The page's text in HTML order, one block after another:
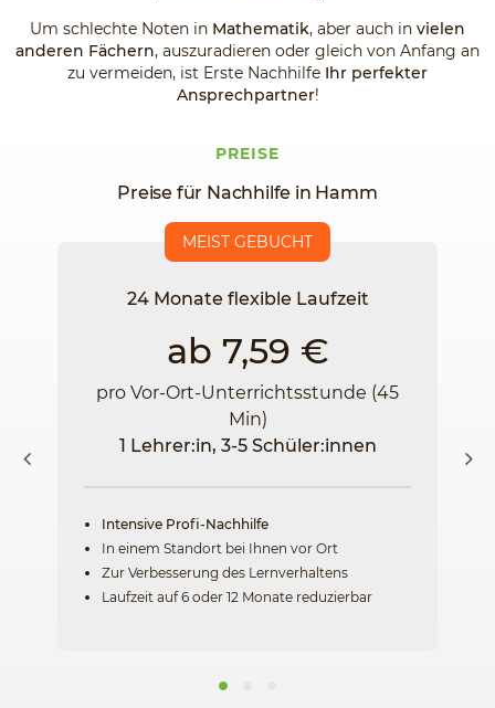
Um schlechte Noten in Mathematik, aber auch in vielen
anderen Fächern, auszuradieren oder gleich von Anfang an
zu vermeiden, ist Erste Nachhilfe Ihr perfekter
Ansprechpartner!
PREISE
Preise für Nachhilfe in Hamm
MEIST GEBUCHT
24 Monate flexible Laufzeit
ab 7,59 €
pro Vor-Ort-Unterrichtsstunde (45
Min)
1 Lehrer:in, 3-5 Schüler:innen
Intensive Profi-Nachhilfe
In einem Standort bei Ihnen vor Ort
Zur Verbesserung des Lernverhaltens
Laufzeit auf 6 oder 12 Monate reduzierbar